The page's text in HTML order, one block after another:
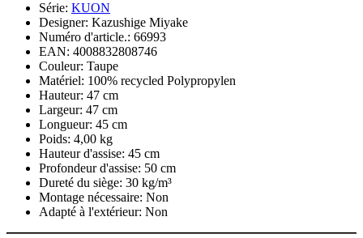
Série: KUON
Designer: Kazushige Miyake
Numéro d'article.: 66993
EAN: 4008832808746
Couleur: Taupe
Matériel: 100% recycled Polypropylen
Hauteur: 47 cm
Largeur: 47 cm
Longueur: 45 cm
Poids: 4,00 kg
Hauteur d'assise: 45 cm
Profondeur d'assise: 50 cm
Dureté du siège: 30 kg/m³
Montage nécessaire: Non
Adapté à l'extérieur: Non